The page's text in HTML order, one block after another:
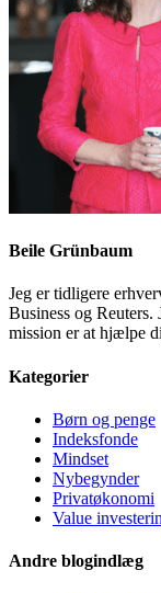
Beile Grünbaum
Jeg er tidligere
Business og
mission er at hjælpe
Kategorier
Børn og penge
Indeksfonde
Mindset
Nybegynder
Privatøkonomi
Value
Andre blogindlæg